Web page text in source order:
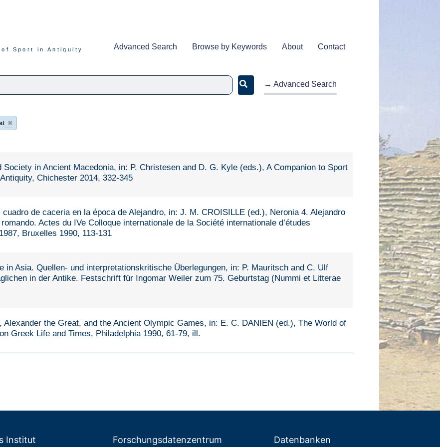
Sport in Antiquity Advanced Search Browse by Keywords About Contact
→ Advanced Search
✖
in Ancient Macedonia, in: P. Christesen and D. G. Kyle (eds.), A Companion to Sport
Chichester 2014, 332-345
de caceria en la época de Alejandro, in: J. M. CROISILLE (ed.), Neronia 4. Alejandro
Actes du IVe Colloque internationale de la Société internationale d’études
Bruxelles 1990, 113-131
in Asia. Quellen- und interpretationskritische Überlegungen, in: P. Mauritsch and C. Ulf
in der Antike. Festschrift für Ingomar Weiler zum 75. Geburtstag (Nummi et Litterae
the Great, and the Ancient Olympic Games, in: E. C. DANIEN (ed.), The World of
Greek Life and Times, Philadelphia 1990, 61-79, ill.
Institut Forschungs­datenzentrum Datenbanken